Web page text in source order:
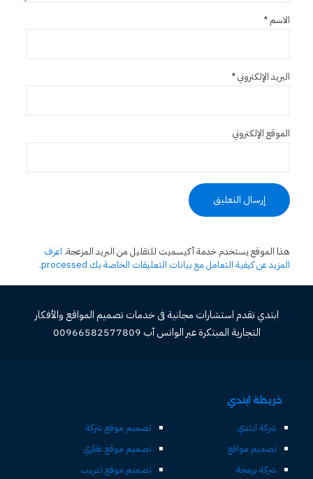
الاسم *
البريد الإلكتروني*
الموقع الإلكتروني
هذا الموقع يستخدم خدمة أكيسميت للتقليل من البريد المزعجة. اعرف
المزيد عن كيفية التعامل مع بيانات التعليقات الخاصة بك processed
.
ابتدي تقدم استشارات مجانية فى خدمات تصميم المواقع والأفكار
التجارية المبتكرة عبر الواتس آب 00966582577809
خريطة ابتدي
شركة ابتدي
تصميم مواقع
شركة برمجة
تصميم موقع شركة
تصميم موقع عقاري
تصميم موقع تدريب